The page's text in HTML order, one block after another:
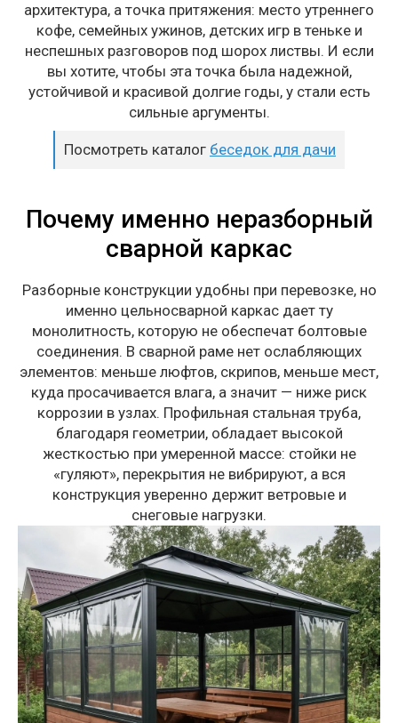
архитектура, а точка притяжения: место утреннего
кофе, семейных ужинов, детских игр в теньке и
неспешных разговоров под шорох листвы. И если
вы хотите, чтобы эта точка была надежной,
устойчивой и красивой долгие годы, у стали есть
сильные аргументы.
Посмотреть каталог беседок для дачи
Почему именно неразборный
сварной каркас
Разборные конструкции удобны при перевозке, но
именно цельносварной каркас дает ту
монолитность, которую не обеспечат болтовые
соединения. В сварной раме нет ослабляющих
элементов: меньше люфтов, скрипов, меньше мест,
куда просачивается влага, а значит — ниже риск
коррозии в узлах. Профильная стальная труба,
благодаря геометрии, обладает высокой
жесткостью при умеренной массе: стойки не
«гуляют», перекрытия не вибрируют, а вся
конструкция уверенно держит ветровые и
снеговые нагрузки.